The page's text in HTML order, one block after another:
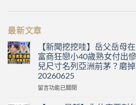
最新文章
【新聞挖挖哇】岳父岳母
富商狂戀小40歲熟女付出
兒尺寸名列亞洲前茅？磨
20260625
在
留言功能已關閉